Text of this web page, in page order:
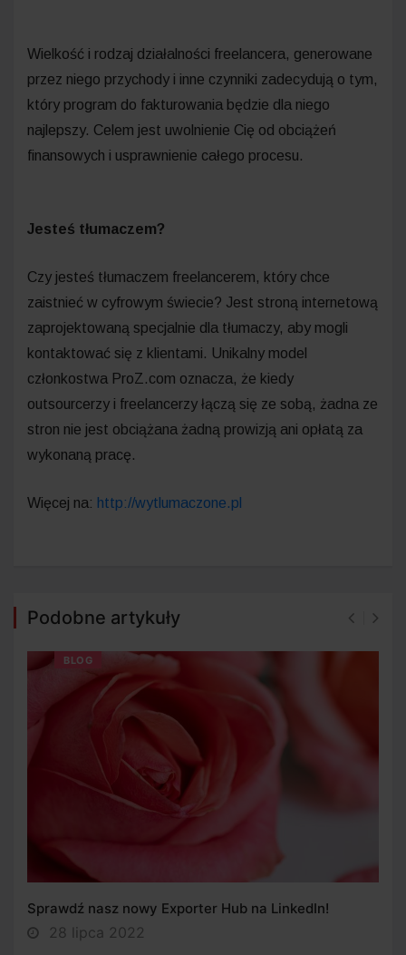
Wielkość i rodzaj działalności freelancera, generowane
przez niego przychody i inne czynniki zadecydują o tym,
który program do fakturowania będzie dla niego
najlepszy. Celem jest uwolnienie Cię od obciążeń
finansowych i usprawnienie całego procesu.
Jesteś tłumaczem?
Czy jesteś tłumaczem freelancerem, który chce
zaistnieć w cyfrowym świecie? Jest stroną internetową
zaprojektowaną specjalnie dla tłumaczy, aby mogli
kontaktować się z klientami. Unikalny model
członkostwa ProZ.com oznacza, że kiedy
outsourcerzy i freelancerzy łączą się ze sobą, żadna ze
stron nie jest obciążana żadną prowizją ani opłatą za
wykonaną pracę.
Więcej na: http://wytlumaczone.pl
Podobne artykuły
BLOG
Sprawdź nasz nowy Exporter Hub na LinkedIn!
28 lipca 2022